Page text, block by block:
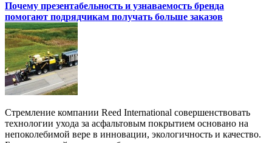
Почему презентабельность и узнаваемость бренда
помогают подрядчикам получать больше заказов
Стремление компании Reed International совершенствовать
технологии ухода за асфальтовым покрытием основано на
непоколебимой вере в инновации, экологичность и качество.